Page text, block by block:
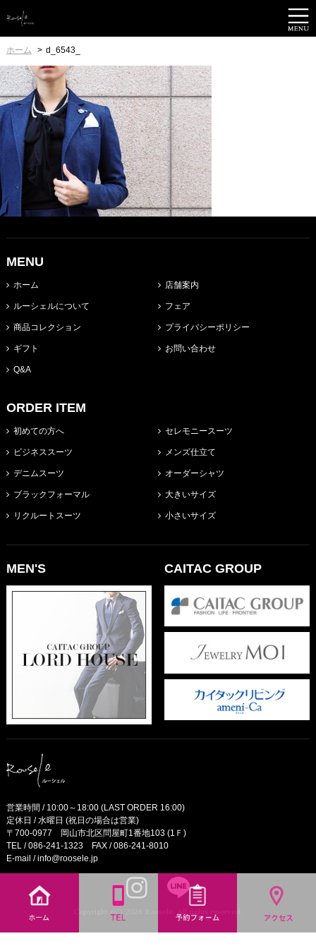
ホーム d_6543_
MENU
ホーム
ルーシェルについて
商品コレクション
ギフト
Q&A
店舗案内
フェア
プライバシーポリシー
お問い合わせ
ORDER ITEM
初めての方へ
ビジネススーツ
デニムスーツ
ブラックフォーマル
リクルートスーツ
セレモニースーツ
メンズ仕立て
オーダーシャツ
大きいサイズ
小さいサイズ
MEN'S CAITAC GROUP
営業時間 / 10:00～18:00 (LAST ORDER 16:00)
定休日 / 水曜日 (祝日の場合は営業)
〒700-0977 岡山市北区問屋町1番地103 (1Ｆ)
TEL /086-241-1323FAX / 086-241-8010
E-mail /info@roosele.jp